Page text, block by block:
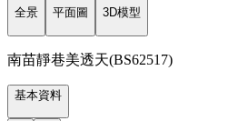
全景 平面圖 3D模型
南苗靜巷美透天(BS62517)
基本資料